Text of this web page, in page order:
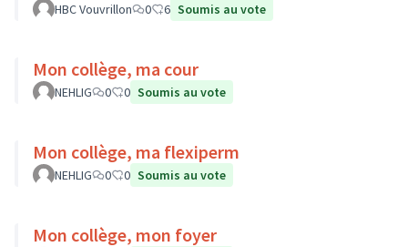
HBC Vouvrillon 0 6 Soumis au vote
Mon collège, ma cour
NEHLIG 0 0 Soumis au vote
Mon collège, ma flexiperm
NEHLIG 0 0 Soumis au vote
Mon collège, mon foyer